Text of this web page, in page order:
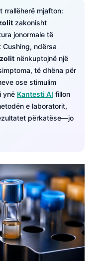
rrallëherë mjafton:
zakonisht
jonormale të
ndërsa
nënkuptojnë një
të dhëna për
ose stimulim
ynë Kantesti AI fillon
e laboratorit,
përkatëse—jo